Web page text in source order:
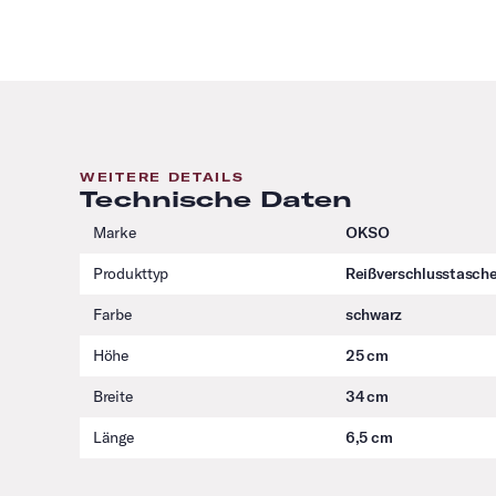
WEITERE DETAILS
Technische Daten
Marke OKSO
Produkttyp
Farbe schwarz
Höhe 25 cm
Breite 34 cm
Länge 6,5 cm